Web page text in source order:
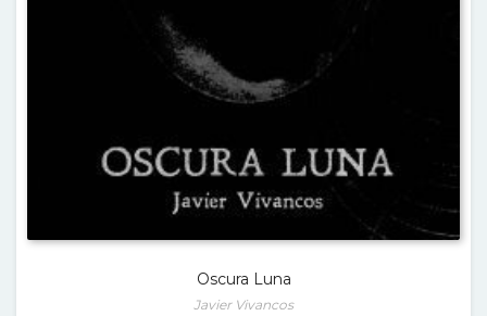
Oscura Luna
Javier Vivancos